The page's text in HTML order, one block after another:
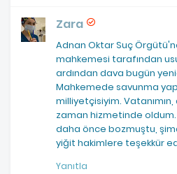
Zara
Adnan Oktar Suç
mahkemesi tarafından
ardından dava bugün
Mahkemede savunma
milliyetçisiyim.
zaman hizmetinde
daha önce bozmuştu,
yiğit hakimlere teşekkür
Yanıtla